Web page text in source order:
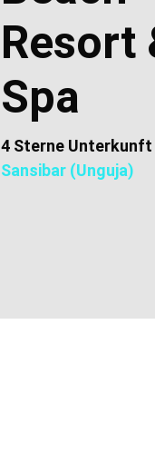
Resort
Spa
4 Sterne
Sansibar (Unguja)